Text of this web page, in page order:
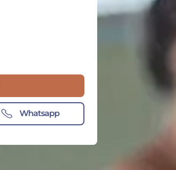
Whatsapp